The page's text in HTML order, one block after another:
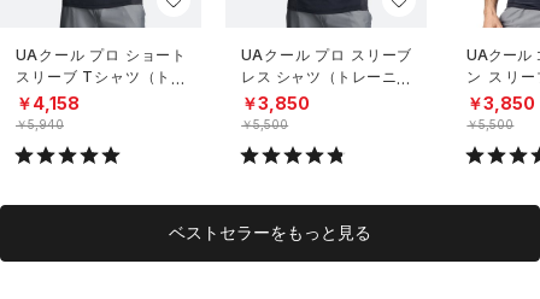
UAクール プロ ショート
スリーブ Tシャツ（トレ
ーニング/MEN）
￥4,158
￥5,940
UAクール プロ スリーブ
レス シャツ（トレーニン
グ/MEN）
￥3,850
￥5,500
UAクール
ン スリ
（トレー
￥3,850
￥5,500
ベストセラーをもっと見る